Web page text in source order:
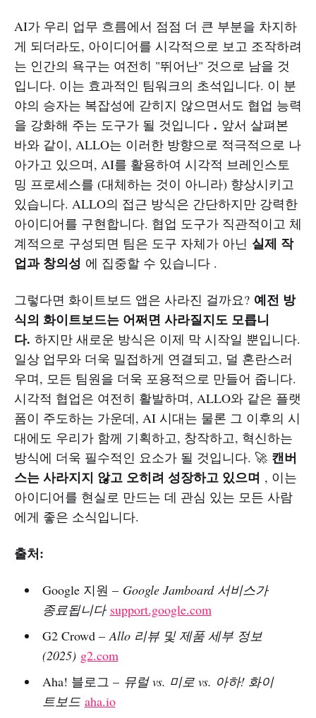
AI가 우리 업무 흐름에서 점점 더 큰 부분을 차지하
게 되더라도, 아이디어를 시각적으로 보고 조작하려
는 인간의 욕구는 여전히 "뛰어난" 것으로 남을 것
입니다. 이는 효과적인 팀워크의 초석입니다. 이 분
야의 승자는 복잡성에 갇히지 않으면서도 협업 능력
을 강화해 주는 도구가 될 것입니다 . 앞서 살펴본
바와 같이, ALLO는 이러한 방향으로 적극적으로 나
아가고 있으며, AI를 활용하여 시각적 브레인스토
밍 프로세스를 (대체하는 것이 아니라) 향상시키고
있습니다. ALLO의 접근 방식은 간단하지만 강력한
아이디어를 구현합니다. 협업 도구가 직관적이고 체
계적으로 구성되면 팀은 도구 자체가 아닌 실제 작
업과 창의성 에 집중할 수 있습니다 .
그렇다면 화이트보드 앱은 사라진 걸까요? 예전 방
식의 화이트보드는 어쩌면 사라질지도 모릅니
다. 하지만 새로운 방식은 이제 막 시작일 뿐입니다.
일상 업무와 더욱 밀접하게 연결되고, 덜 혼란스러
우며, 모든 팀원을 더욱 포용적으로 만들어 줍니다.
시각적 협업은 여전히 활발하며, ALLO와 같은 플랫
폼이 주도하는 가운데, AI 시대는 물론 그 이후의 시
대에도 우리가 함께 기획하고, 창작하고, 혁신하는
방식에 더욱 필수적인 요소가 될 것입니다. 🚀 캔버
스는 사라지지 않고 오히려 성장하고 있으며 , 이는
아이디어를 현실로 만드는 데 관심 있는 모든 사람
에게 좋은 소식입니다.
출처:
Google 지원 – Google Jamboard 서비스가
종료됩니다 support.google.com
G2 Crowd –Allo 리뷰 및 제품 세부 정보
(2025) g2.com
Aha! 블로그 – 뮤럴 vs. 미로 vs. 아하! 화이
트보드 aha.io